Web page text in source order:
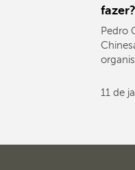
fazer?
Pedro
11 de